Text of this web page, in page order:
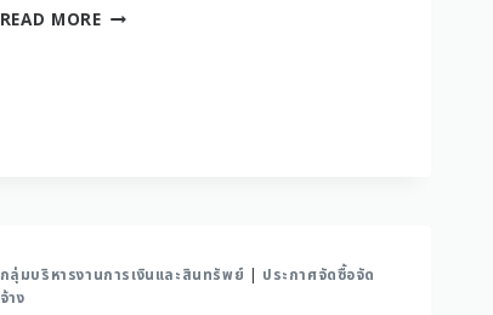
READ MORE
กลุ่มบริหารงานการเงินและสินทรัพย์ | ประกาศจัดซื้อจัด
จ้าง